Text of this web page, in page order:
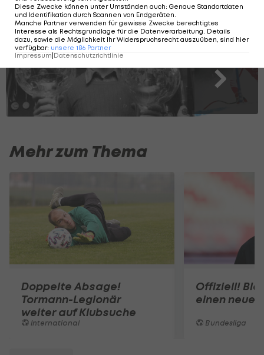
SLIDESHOW
STARTEN
Mehr zum Thema
Doppelte Absage!
Tormann-Legionär
weiter auf Klubsuche
International
Offiziell!
einen
Bundesliga
Diese Zwecke können unter Umständen auch: Genaue Standortdaten
und Identifikation durch Scannen von Endgeräten.
Manche Partner verwenden für gewisse Zwecke berechtigtes
Interesse als Rechtsgrundlage für die Datenverarbeitung. Details
dazu, sowie die Möglichkeit Ihr Widerspruchsrecht auszuüben, sind hier
verfügbar: unsere 186 Partner
Impressum Datenschutzrichtlinie